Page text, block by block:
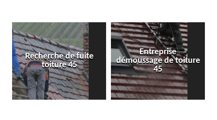
Entreprise
démoussage de toiture
45
Isolation toiture 45